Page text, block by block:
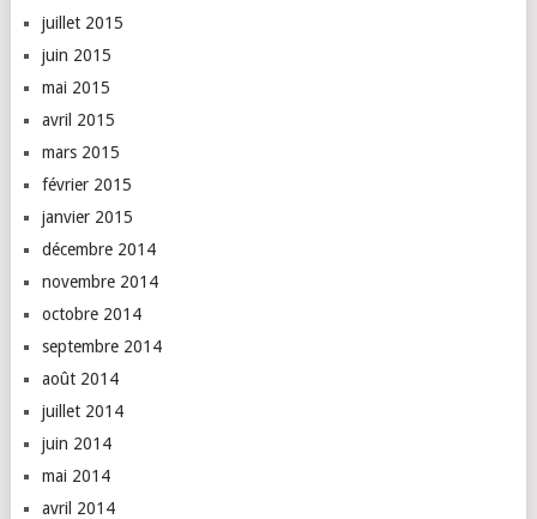
juillet 2015
juin 2015
mai 2015
avril 2015
mars 2015
février 2015
janvier 2015
décembre 2014
novembre 2014
octobre 2014
septembre 2014
août 2014
juillet 2014
juin 2014
mai 2014
avril 2014